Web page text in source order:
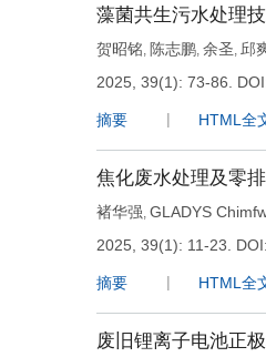
藻菌共生污水处理
贺昭铭, 陈志鹏, 余圣, 邱
2025, 39(1): 73-86.
摘要 HTML全
焦化废水处理及零
褚华强, GLADYS
2025, 39(1): 11-23.
DOI:
摘要 HTML全
废旧锂离子电池正